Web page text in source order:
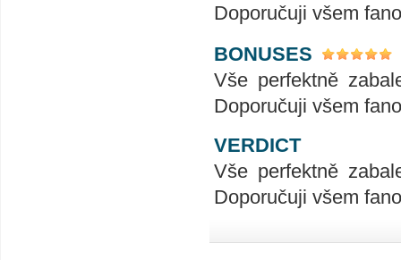
Doporučuji všem
BONUSES
Vše perfektně
Doporučuji všem
VERDICT
Vše perfektně
Doporučuji všem